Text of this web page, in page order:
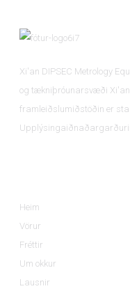
Xi'an DIPSEC Metrology
og tækniþróunarsvæði
framleiðslumiðstöðin er
Heim
Vörur
Fréttir
Um okkur
Lausnir